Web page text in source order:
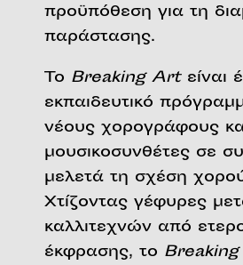
προϋπόθεση για τη
παράστασης.
Το Breaking Artείναι
εκπαιδευτικό
νέους χορογράφους
μουσικοσυνθέτες σε
μελετά τη σχέση
Χτίζοντας γέφυρες
καλλιτεχνών από
έκφρασης, το